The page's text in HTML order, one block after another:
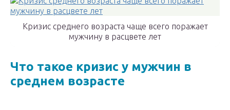
Кризис среднего возраста чаще всего поражает
мужчину в расцвете лет
Что такое кризис у мужчин в
среднем возрасте